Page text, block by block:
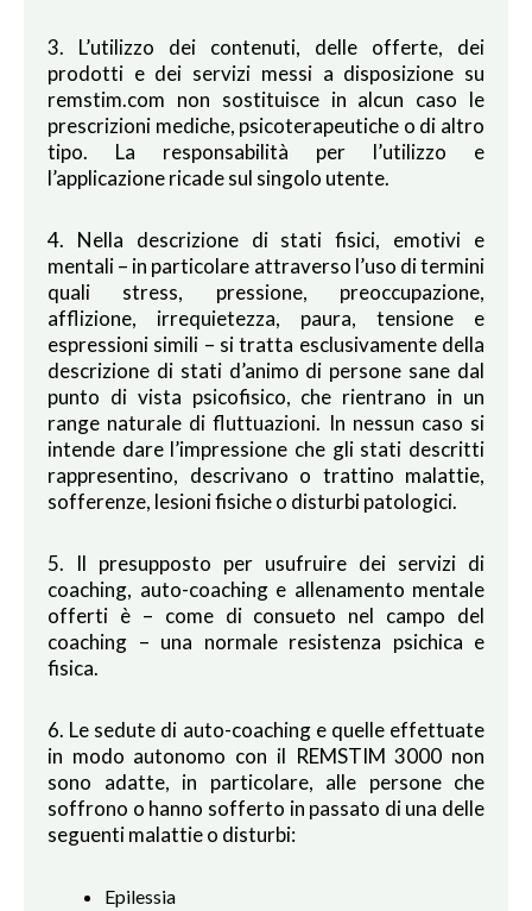
3. L’utilizzo dei contenuti, delle offerte, dei
prodotti e dei servizi messi a disposizione su
remstim.com non sostituisce in alcun caso le
prescrizioni mediche, psicoterapeutiche o di altro
tipo. La responsabilità per l’utilizzo e
l’applicazione ricade sul singolo utente.
4. Nella descrizione di stati fisici, emotivi e
mentali – in particolare attraverso l’uso di termini
quali stress, pressione, preoccupazione,
afflizione, irrequietezza, paura, tensione e
espressioni simili – si tratta esclusivamente della
descrizione di stati d’animo di persone sane dal
punto di vista psicofisico, che rientrano in un
range naturale di fluttuazioni. In nessun caso si
intende dare l’impressione che gli stati descritti
rappresentino, descrivano o trattino malattie,
sofferenze, lesioni fisiche o disturbi patologici.
5. Il presupposto per usufruire dei servizi di
coaching, auto-coaching e allenamento mentale
offerti è – come di consueto nel campo del
coaching – una normale resistenza psichica e
fisica.
6. Le sedute di auto-coaching e quelle effettuate
in modo autonomo con il REMSTIM 3000 non
sono adatte, in particolare, alle persone che
soffrono o hanno sofferto in passato di una delle
seguenti malattie o disturbi:
Epilessia